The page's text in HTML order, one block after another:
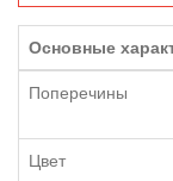
Основные
Поперечины
Цвет